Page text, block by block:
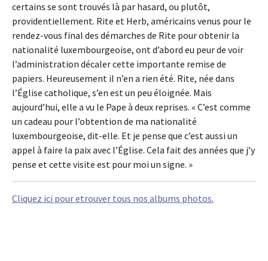
certains se sont trouvés là par hasard, ou plutôt,
providentiellement. Rite et Herb, américains venus pour le
rendez-vous final des démarches de Rite pour obtenir la
nationalité luxembourgeoise, ont d’abord eu peur de voir
l’administration décaler cette importante remise de
papiers. Heureusement il n’en a rien été. Rite, née dans
l’Église catholique, s’en est un peu éloignée. Mais
aujourd’hui, elle a vu le Pape à deux reprises. « C’est comme
un cadeau pour l’obtention de ma nationalité
luxembourgeoise, dit-elle. Et je pense que c’est aussi un
appel à faire la paix avec l’Église. Cela fait des années que j’y
pense et cette visite est pour moi un signe. »
Cliquez ici pour etrouver tous nos albums photos.